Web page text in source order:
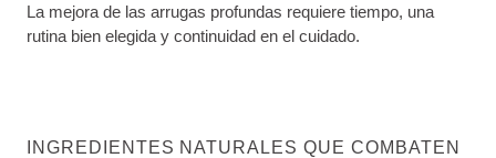
La mejora de las arrugas profundas requiere tiempo, una
rutina bien elegida y continuidad en el cuidado.
INGREDIENTES NATURALES QUE COMBATEN